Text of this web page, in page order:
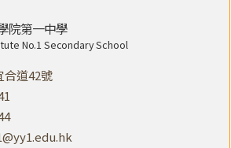
院第一中學
No.1 Secondary School
合道42號